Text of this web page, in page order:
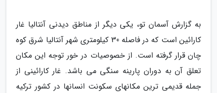
به گزارش آسمان تو، یکی دیگر از مناطق دیدنی آنتالیا غار
کارائین است که در فاصله 30 کیلومتری شهر آنتالیا شرق کوه
چان قرار گرفته است. از خصوصیات در خور توجه این مکان
تعلق آن به دوران پارینه سنگی می باشد. غار کارائینی از
جمله قدیمی ترین مکانهای سکونت انسانها در کشور ترکیه